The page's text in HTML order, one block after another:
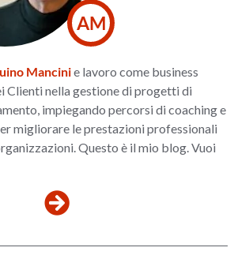
AM
Mancinie lavoro come business
Clienti nella gestione di progetti di
impiegando percorsi di coaching e
migliorare le prestazioni professionali
Questo è il mio blog. Vuoi